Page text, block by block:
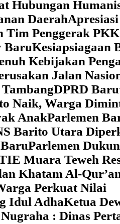
Hubungan
Daerah
Penggerak
BaruKesiapsiagaan
Kebijakan
Jalan
DPRD
Naik, Warga
AnakParlemen
Barito Utara
Parlemen
Muara Teweh
Khatam Al-
Perkuat Nilai
Idul AdhaKetua
: Dinas